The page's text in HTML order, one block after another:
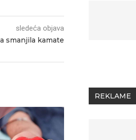
sledeća objava
smanjila kamate
REKLAME